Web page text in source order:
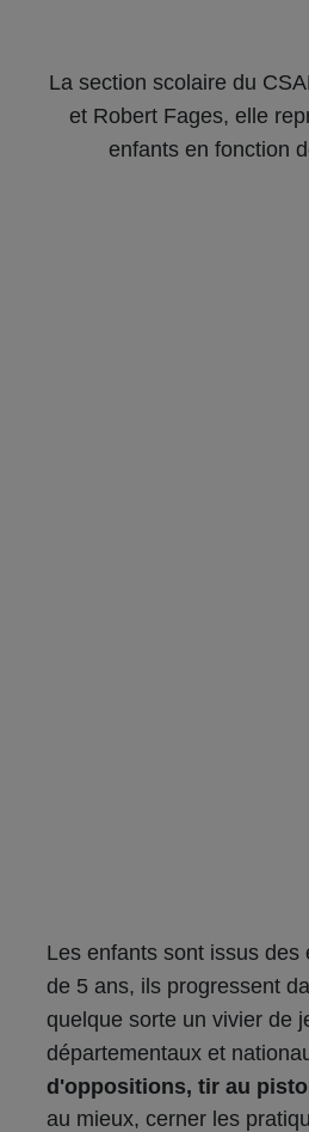
La section scolaire du
et Robert Fages, elle
enfants en fonction
Les enfants sont issus
de 5 ans, ils progressent
quelque sorte un vivier de
départementaux et
d'oppositions, tir au
au mieux, cerner les